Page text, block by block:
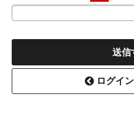
送信
ログイ